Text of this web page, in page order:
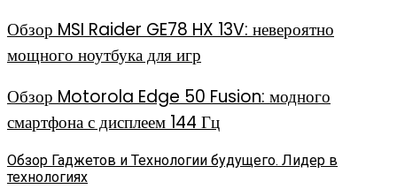
Обзор MSI Raider GE78 HX 13V: невероятно
мощного ноутбука для игр
Обзор Motorola Edge 50 Fusion: модного
смартфона с дисплеем 144 Гц
Обзор Гаджетов и Технологии будущего. Лидер в
технологиях